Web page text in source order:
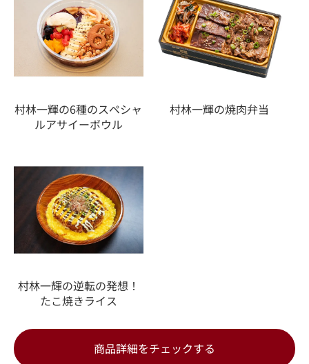
村林一輝の6種のスペシャ
ルアサイーボウル
村林一輝の焼肉弁当
村林一輝の逆転の発想！
たこ焼きライス
商品詳細をチェックする